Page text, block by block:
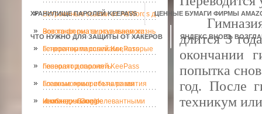
ХРАНИЛИЩЕ ПАРОЛЕЙ KEEPASS ЦЕННЫЕ БУМАГИ ФИРМЫ
ЧТО НУЖНО ДЛЯ ЗАЩИТЫ ОТ ХАКЕРОВ ЯНДЕКС ВНОВЬ
Встроенные ссылки от AdWords д
нового формата, называемого
встроенными ссылками, которые
позволят дополнять
всевозможные объявления
необходимыми релевантными
Вот такая она виртуальная жизнь
Генератор паролей KeePass
Генератор паролей KeePass
Главные приоритеты развития
компании Google
Инженеры Google
длится 3
окончании
попытка
год. После
техникум